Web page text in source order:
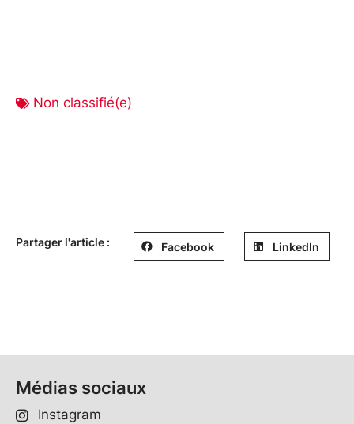
Non classifié(e)
Partager l'article : Facebook LinkedIn
Médias sociaux
Instagram